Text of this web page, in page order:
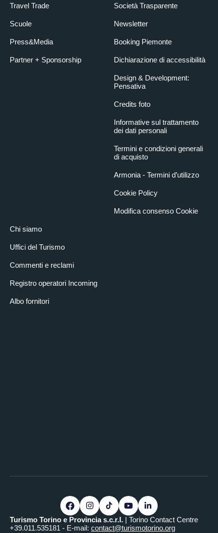
Travel Trade
Scuole
Press&Media
Partner + Sponsorship
Chi siamo
Uffici del Turismo
Commenti e reclami
Registro operatori Incoming
Albo fornitori
Società Trasparente
Newsletter
Booking Piemonte
Dichiarazione di accessibilità
Design & Development:
Pensativa
Credits foto
Informative sul trattamento
dei dati personali
Termini e condizioni generali
di acquisto
Armonia - Termini d’utilizzo
Cookie Policy
Modifica consenso Cookie
Turismo Torino e Provincia s.c.r.l. | Torino Contact Centre
+39.011.535181 - E-mail: contact@turismotorino.org